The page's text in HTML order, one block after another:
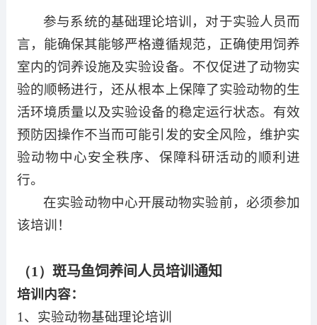
参与系统的基础理论培训，对于实验人员而
言，能确保其能够严格遵循规范，正确使用饲养
室内的饲养设施及实验设备。不仅促进了动物实
验的顺畅进行，还从根本上保障了实验动物的生
活环境质量以及实验设备的稳定运行状态。有效
预防因操作不当而可能引发的安全风险，维护实
验动物中心安全秩序、保障科研活动的顺利进
行。
在实验动物中心开展动物实验前，必须参加
该培训！
（1） 斑马鱼饲养间人员培训通知
培训内容：
1 、实验动物基础理论培训